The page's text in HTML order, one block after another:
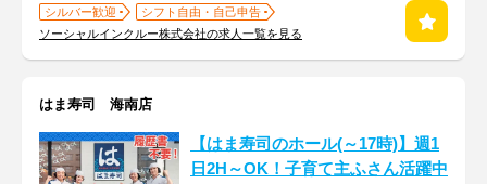
シルバー歓迎
シフト自由・自己申告
ソーシャルインクルー株式会社の求人一覧を見る
はま寿司 海南店
【はま寿司のホール(～17時)】週1
日2H～OK！子育て主ふさん活躍中